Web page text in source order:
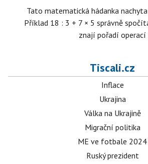
Tato matematická hádanka
Příklad 18 : 3 + 7 × 5 správně
znají pořadí operací
Tiscali.cz
Inflace
Ukrajina
Válka na Ukrajině
Migrační politika
ME ve fotbale 2024
Ruský prezident